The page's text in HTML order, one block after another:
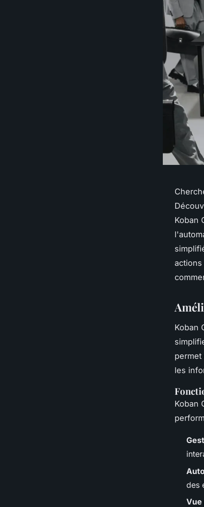
Koban
Koban
permet
les
Koban
des
Vue